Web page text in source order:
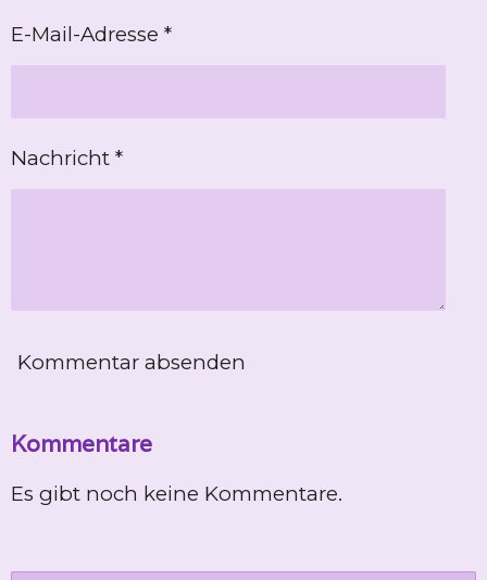
E-Mail-Adresse *
Nachricht *
Kommentar absenden
Kommentare
Es gibt noch keine Kommentare.